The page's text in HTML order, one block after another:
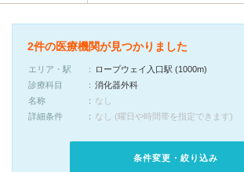
2件の医療機関が見つかりました
エリア・駅
ロープウェイ入口駅 (1000m)
診療科目
消化器外科
名称
なし
詳細条件
なし (曜日や時間帯を指定できます)
条件変更・絞り込み